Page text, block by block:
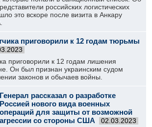
российских логистических
это вскоре после визита в Анкару
приговорили к 12 годам тюрьмы
приговорили к 12 годам лишения
Он был признан украинским судом
законов и обычаев войны.
Генерал рассказал о разработке
Россией нового вида военных
операций для защиты от возможной
агрессии со стороны США
02.03.2023